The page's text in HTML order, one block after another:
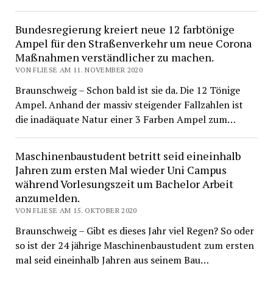
Bundesregierung kreiert neue 12 farbtönige
Ampel für den Straßenverkehr um neue Corona
Maßnahmen verständlicher zu machen.
VON FLIESE AM 11. NOVEMBER 2020
Braunschweig – Schon bald ist sie da. Die 12 Tönige
Ampel. Anhand der massiv steigender Fallzahlen ist
die inadäquate Natur einer 3 Farben Ampel zum…
Maschinenbaustudent betritt seid eineinhalb
Jahren zum ersten Mal wieder Uni Campus
während Vorlesungszeit um Bachelor Arbeit
anzumelden.
VON FLIESE AM 15. OKTOBER 2020
Braunschweig – Gibt es dieses Jahr viel Regen? So oder
so ist der 24 jährige Maschinenbaustudent zum ersten
mal seid eineinhalb Jahren aus seinem Bau…